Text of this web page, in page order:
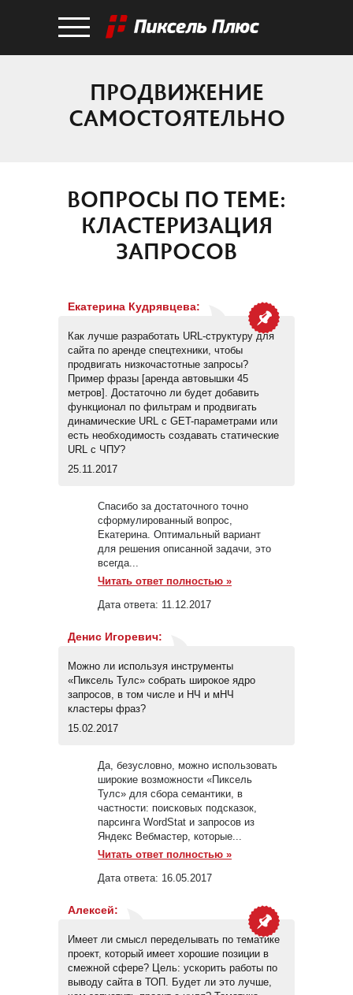
ПРОДВИЖЕНИЕ
САМОСТОЯТЕЛЬНО
ВОПРОСЫ ПО ТЕМЕ:
КЛАСТЕРИЗАЦИЯ
ЗАПРОСОВ
Екатерина Кудрявцева:
Как лучше разработать URL-структуру для
сайта по аренде спецтехники, чтобы
продвигать низкочастотные запросы?
Пример фразы [аренда автовышки 45
метров]. Достаточно ли будет добавить
функционал по фильтрам и продвигать
динамические URL с GET-параметрами или
есть необходимость создавать статические
URL с ЧПУ?
25.11.2017
Спасибо за достаточного точно
сформулированный вопрос,
Екатерина. Оптимальный вариант
для решения описанной задачи, это
всегда...
Читать ответ полностью »
Дата ответа: 11.12.2017
Денис Игоревич:
Можно ли используя инструменты
«Пиксель Тулс» собрать широкое ядро
запросов, в том числе и НЧ и мНЧ
кластеры фраз?
15.02.2017
Да, безусловно, можно использовать
широкие возможности «Пиксель
Тулс» для сбора семантики, в
частности: поисковых подсказок,
парсинга WordStat и запросов из
Яндекс Вебмастер, которые...
Читать ответ полностью »
Дата ответа: 16.05.2017
Алексей:
Имеет ли смысл переделывать по тематике
проект, который имеет хорошие позиции в
смежной сфере? Цель: ускорить работы по
выводу сайта в ТОП. Будет ли это лучше,